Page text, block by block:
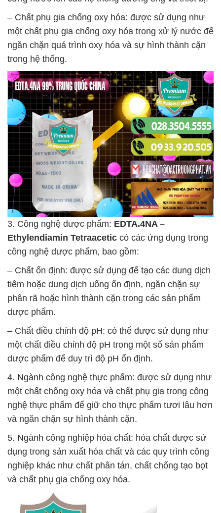
– Chất phụ gia chống oxy hóa: được sử dụng như
một chất phụ gia chống oxy hóa trong xử lý nước để
ngăn chặn quá trình oxy hóa và sự hình thành cặn
trong hệ thống.
3. Công nghệ dược phẩm: EDTA.4NA –
Ethylendiamin Tetraacetic có các ứng dụng trong
công nghệ dược phẩm, bao gồm:
– Chất ổn định: được sử dụng để tạo các dung dịch
tiêm hoặc dung dịch uống ổn định, ngăn chặn sự
phân rã hoặc hình thành cặn trong các sản phẩm
dược phẩm.
– Chất điều chỉnh độ pH: có thể được sử dụng như
một chất điều chỉnh độ pH trong một số sản phẩm
dược phẩm để duy trì độ pH ổn định.
4. Ngành công nghệ thực phẩm: được sử dụng như
một chất chống oxy hóa và chất phụ gia trong công
nghệ thực phẩm để giữ cho thực phẩm tươi lâu hơn
và ngăn chặn sự hình thành cặn.
5. Ngành công nghiệp hóa chất: hóa chất được sử
dụng trong sản xuất hóa chất và các quy trình công
nghiệp khác như chất phân tán, chất chống tạo bọt
và chất phụ gia chống oxy hóa.